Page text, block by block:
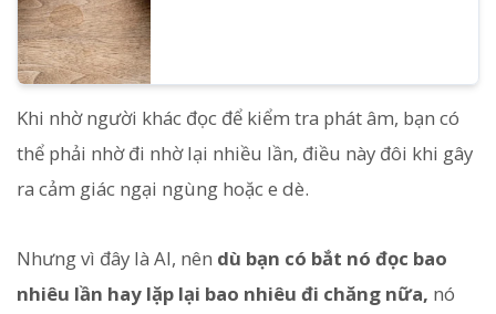
Khi nhờ người khác đọc để kiểm tra phát âm, bạn có
thể phải nhờ đi nhờ lại nhiều lần, điều này đôi khi gây
ra cảm giác ngại ngùng hoặc e dè.
Nhưng vì đây là AI, nên dù bạn có bắt nó đọc bao
nhiêu lần hay lặp lại bao nhiêu đi chăng nữa, nó